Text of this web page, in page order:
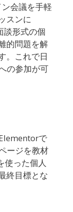
会議を手軽
スンに
談形式の個
的問題を解
。これで日
の参加が可
で
ージを教材
使った個人
終目標とな